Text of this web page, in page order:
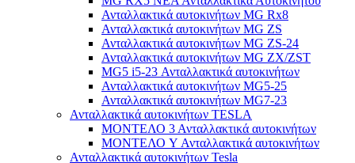
Ανταλλακτικά αυτοκινήτων MG Rx8
Ανταλλακτικά αυτοκινήτων MG ZS
Ανταλλακτικά αυτοκινήτων MG ZS-24
Ανταλλακτικά αυτοκινήτων MG ZX/ZST
MG5 i5-23 Ανταλλακτικά αυτοκινήτων
Ανταλλακτικά αυτοκινήτων MG5-25
Ανταλλακτικά αυτοκινήτων MG7-23
Ανταλλακτικά αυτοκινήτων TESLA
ΜΟΝΤΕΛΟ 3 Ανταλλακτικά αυτοκινήτων
ΜΟΝΤΕΛΟ Y Ανταλλακτικά αυτοκινήτων
Ανταλλακτικά αυτοκινήτων Tesla